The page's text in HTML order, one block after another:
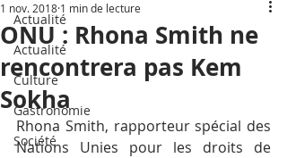
Actualité
Actualité
Culture
Gastronomie
Société
ONU : Rhona Smith ne
rencontrera pas Kem
Sokha
1 nov. 2018 1 min de lecture
Rhona Smith, rapporteur spécial des
Nations Unies pour les droits de